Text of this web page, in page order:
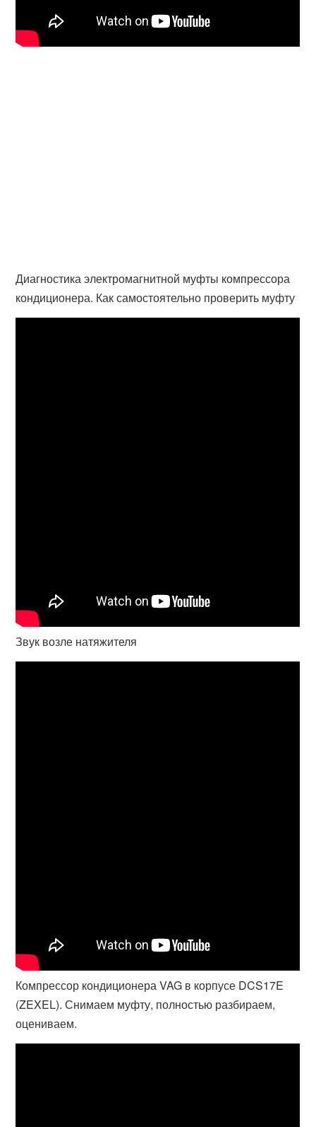
Диагностика электромагнитной муфты компрессора
кондиционера. Как самостоятельно проверить муфту
Звук возле натяжителя
Компрессор кондиционера VAG в корпусе DCS17E
(ZEXEL). Снимаем муфту, полностью разбираем,
оцениваем.